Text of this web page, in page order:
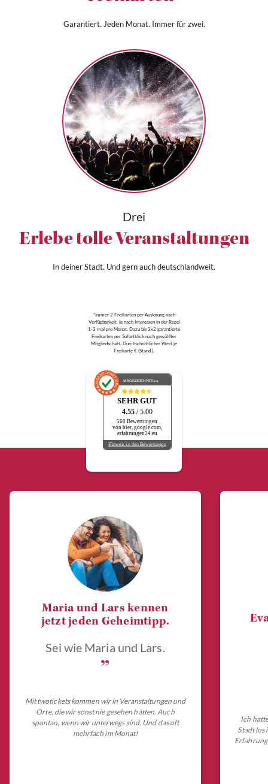
Garantiert. Jeden Monat. Immer für zwei.
Drei
Erlebe tolle Veranstaltungen
In deiner Stadt. Und gern auch deutschlandweit.
*Immer 2 Freikarten per Auslosung nach
Verfügbarkeit, je nach Interessen in der Regel
1-3 mal pro Monat. Dazu bis 3x2 garantierte
Freikarten per Sofortklick nach gewählter
Mitgliedschaft. Durchschnittlicher Wert je
Freikarte € (Stand ).
AUSGEZEICHNET.org
SEHR GUT
4.55 / 5.00
560 Bewertungen
von hier, google.com,
erfahrungen24.eu
Hinweis zu den Bewertungen
Maria und Lars kennen
jetzt jeden Geheimtipp.
Sei wie Maria und Lars.
„
Mit twotickets kommen wir in Veranstaltungen und
Orte, die wir sonst nie gesehen hätten. Auch
spontan, wenn wir unterwegs sind. Und das oft
mehrfach im Monat!
Ich
Stadt los